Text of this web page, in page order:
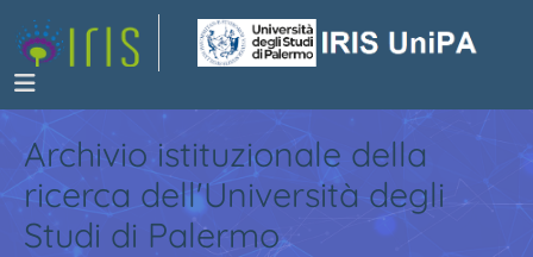
Archivio istituzionale della
ricerca dell'Università degli
Studi di Palermo